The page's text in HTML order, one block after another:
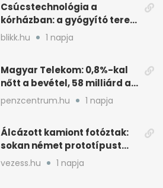
Csúcstechnológia a
kórházban: a gyógyító terek
kulcsa az áramlás
blikk.hu 1 napja
Magyar Telekom: 0,8%-kal
nőtt a bevétel, 58 milliárd a
nyereség
penzcentrum.hu 1 napja
Álcázott kamiont fotóztak:
sokan német prototípust
sejtenek mögötte
vezess.hu 1 napja